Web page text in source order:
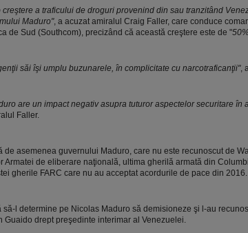
creştere a traficului de droguri provenind din sau tranzitând
Maduro", a acuzat amiralul Craig Faller, care conduce
de Sud (Southcom), precizând că această creştere este de "
săi îşi umplu buzunarele, în complicitate cu narcotraficanţii",
are un impact negativ asupra tuturor aspectelor securitare în
Faller.
de asemenea guvernului Maduro, care nu este recunoscut de
Armatei de eliberare naţională, ultima gherilă armată din
gherile FARC care nu au acceptat acordurile de pace din 2016.
să-l determine pe Nicolas Maduro să demisioneze şi l-au
Guaido drept preşedinte interimar al Venezuelei.